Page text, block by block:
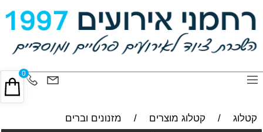
קטלוג / קטלוג מוצרים / מזנונים וברים
0